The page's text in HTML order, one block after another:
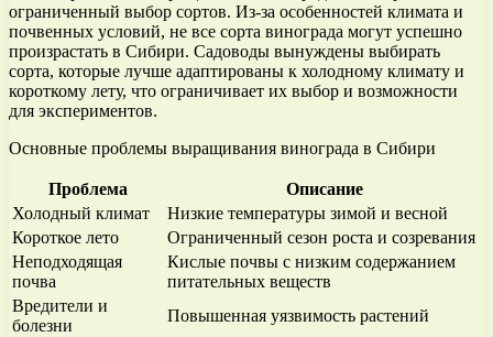
ограниченный выбор сортов. Из-за особенностей климата и
почвенных условий, не все сорта винограда могут успешно
произрастать в Сибири. Садоводы вынуждены выбирать
сорта, которые лучше адаптированы к холодному климату и
короткому лету, что ограничивает их выбор и возможности
для экспериментов.
Основные проблемы выращивания винограда в Сибири
Проблема
Описание
Холодный климат
Низкие температуры зимой и весной
Короткое лето
Ограниченный сезон роста и созревания
Неподходящая
почва
Кислые почвы с низким содержанием
питательных веществ
Вредители и
болезни
Повышенная уязвимость растений